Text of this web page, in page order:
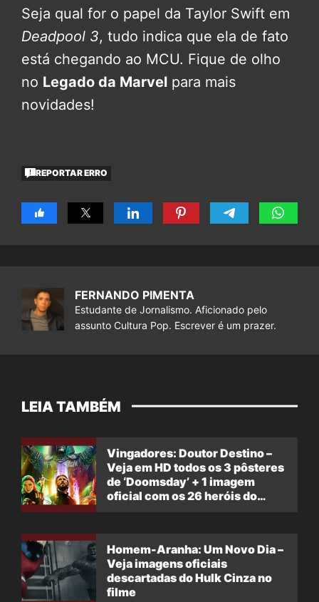
Seja qual for o papel da Taylor Swift em
Deadpool 3, tudo indica que ela de fato
está chegando ao MCU. Fique de olho
no Legado da Marvel para mais
novidades!
REPORTAR ERRO
FERNANDO PIMENTA
Estudante de Jornalismo. Aficionado pelo
assunto Cultura Pop. Escrever é um prazer.
LEIA TAMBÉM
Vingadores: Doutor Destino –
Veja em HD todos os 3 pôsteres
de ‘Doomsday’ + 1 imagem
oficial com os 26 heróis do
Homem-Aranha: Um Novo Dia –
Veja imagens oficiais
descartadas do Hulk Cinza no
filme